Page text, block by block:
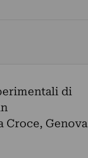
di
Croce,